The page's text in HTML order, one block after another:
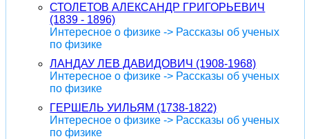
СТОЛЕТОВ АЛЕКСАНДР ГРИГОРЬЕВИЧ
(1839 - 1896)
Интересное о физике -> Рассказы об ученых
по физике
ЛАНДАУ ЛЕВ ДАВИДОВИЧ (1908-1968)
Интересное о физике -> Рассказы об ученых
по физике
ГЕРШЕЛЬ УИЛЬЯМ (1738-1822)
Интересное о физике -> Рассказы об ученых
по физике